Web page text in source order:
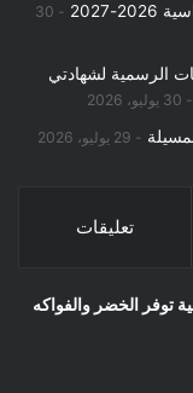
30
الرسمية لشهادتي
30 يوليو، 2026
29 يوليو، 2026
تعليقات
توفر الخضر والفواكه